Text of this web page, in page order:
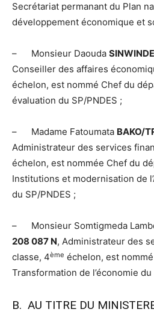
Secrétariat permanant du Plan
développement économique et
– Monsieur Daouda
Conseiller des affaires
échelon, est nommé Chef du
évaluation du SP/PNDES ;
– Madame Fatoumata BAKO/
Administrateur des services
échelon, est nommée Chef du
Institutions et modernisation de
du SP/PNDES ;
– Monsieur Somtigmeda
208 087 N, Administrateur des
classe, 4ème échelon, est
Transformation de l’économie du
B. AU TITRE DU